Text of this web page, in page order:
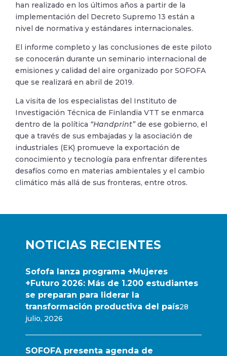
NOTICIAS RECIENTES
Sofofa lanza programa +Mujeres
+Futuro 2026: Más de 1.200 estudiantes
se preparan para liderar la
transformación productiva del país28
julio, 2026
SOFOFA presenta agenda de
han realizado en los últimos años a partir de la
implementación del Decreto Supremo 13 están a
nivel de normativa y estándares internacionales.
El informe completo y las conclusiones de este piloto
se conocerán durante un seminario internacional de
emisiones y calidad del aire organizado por SOFOFA
que se realizará en abril de 2019.
La visita de los especialistas del Instituto de
Investigación Técnica de Finlandia VTT se enmarca
dentro de la política “Handprint”de ese gobierno, el
que a través de sus embajadas y la asociación de
industriales (EK) promueve la exportación de
conocimiento y tecnología para enfrentar diferentes
desafíos como en materias ambientales y el cambio
climático más allá de sus fronteras, entre otros.